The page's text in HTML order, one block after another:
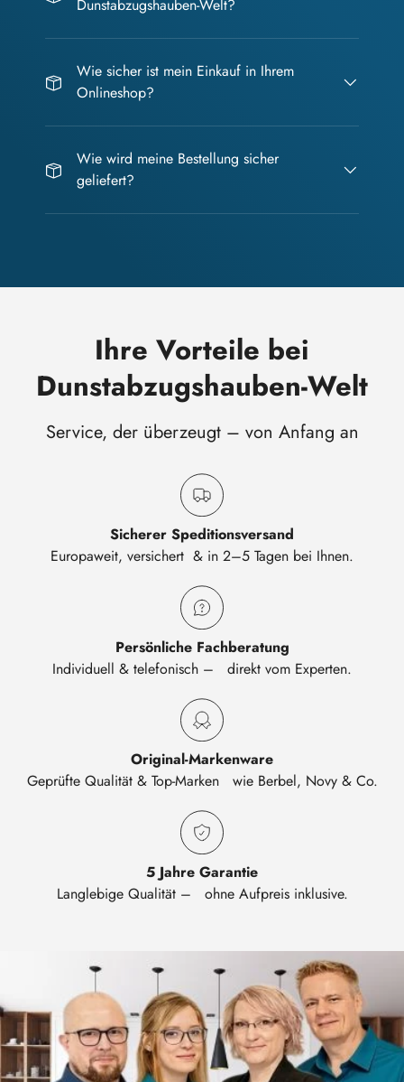
Dunstabzugshauben-Welt?
Wie sicher ist mein Einkauf in Ihrem
Onlineshop?
Wie wird meine Bestellung sicher
geliefert?
Ihre Vorteile bei
Dunstabzugshauben-Welt
Service, der überzeugt – von Anfang an
Sicherer Speditionsversand
Europaweit, versichert & in 2–5 Tagen bei Ihnen.
Persönliche Fachberatung
Individuell & telefonisch – direkt vom Experten.
Original-Markenware
Geprüfte Qualität & Top-Marken wie Berbel, Novy & Co.
5 Jahre Garantie
Langlebige Qualität – ohne Aufpreis inklusive.